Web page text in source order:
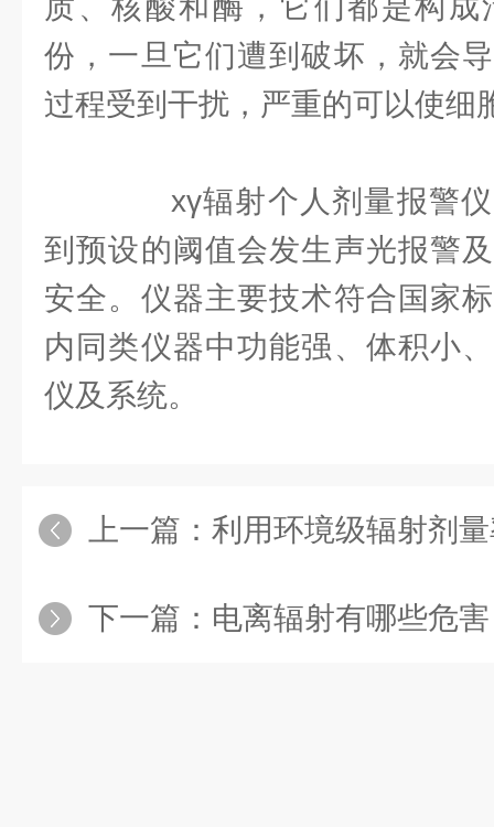
质、核酸和酶，它们都是构
份，一旦它们遭到破坏，就会
过程受到干扰，严重的可以使细
xγ辐射个人剂量报警仪
到预设的阈值会发生声光报警
安全。仪器主要技术符合国家
内同类仪器中功能强、体积小
仪及系统。
上一篇： 利用环境级辐射剂
下一篇： 电离辐射有哪些危害